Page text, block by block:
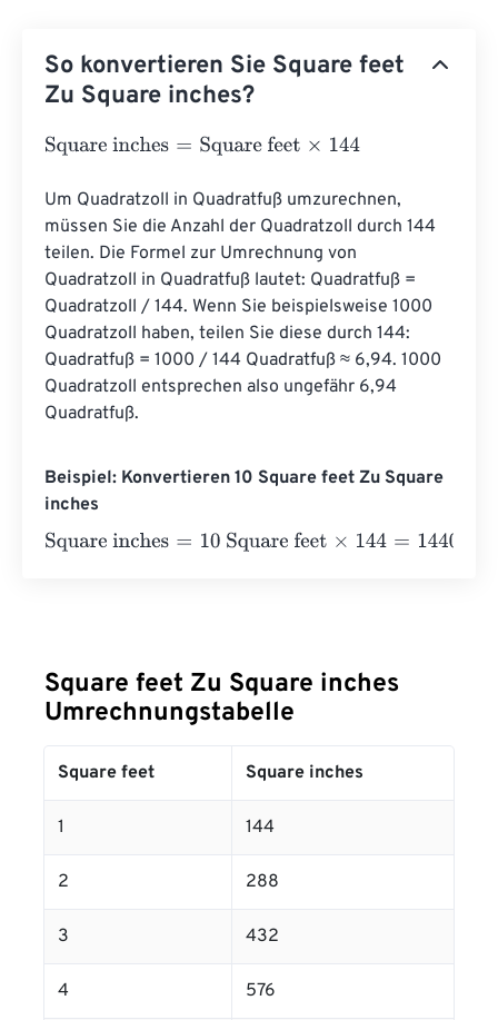
So konvertieren Sie Square feet
Zu Square inches?
Square inches= Square feet ×144
Um Quadratzoll in Quadratfuß umzurechnen,
müssen Sie die Anzahl der Quadratzoll durch 144
teilen. Die Formel zur Umrechnung von
Quadratzoll in Quadratfuß lautet: Quadratfuß =
Quadratzoll / 144. Wenn Sie beispielsweise 1000
Quadratzoll haben, teilen Sie diese durch 144:
Quadratfuß = 1000 / 144 Quadratfuß ≈ 6,94. 1000
Quadratzoll entsprechen also ungefähr 6,94
Quadratfuß.
Beispiel: Konvertieren 10 Square feet Zu Square
inches
Square inches= 10 Square feet×144= 1440 Square inches
Square feet Zu Square inches
Umrechnungstabelle
Square feet Square inches
1 144
2 288
3 432
4 576